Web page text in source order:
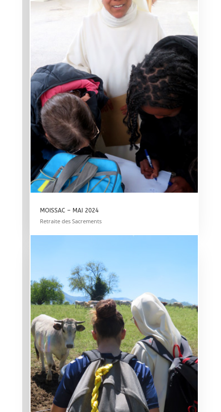
MOISSAC – MAI 2024
Retraite des Sacrements